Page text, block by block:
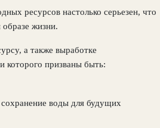
ресурсов настолько серьезен, что
жизни.
а также выработке
которого призваны быть:
воды для будущих